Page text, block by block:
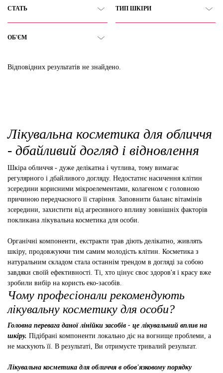
СТАТЬ ТИП ШКІРИ
ОБ'ЄМ
Відповідних результатів не знайдено.
Лікувальна косметика для обличчя
- дбайливий догляд і відновлення
Шкіра обличчя - дуже делікатна і чутлива, тому вимагає
регулярного і дбайливого догляду. Недостатнє насичення клітин
зсередини корисними мікроелементами, колагеном є головною
причиною передчасного її старіння. Заповнити баланс вітамінів
зсередини, захистити від агресивного впливу зовнішніх факторів
покликана лікувальна косметика для особи.
Органічні компоненти, екстракти трав діють делікатно, живлять
шкіру, продовжуючи тим самим молодість клітин. Косметика з
натуральним складом стала останнім трендом в догляді за собою
завдяки своїй ефективності. Ті, хто цінує своє здоров'я і красу вже
зробили вибір на користь еко-засобів.
Чому професіонали рекомендують
лікувальну косметику для особи?
Головна перевага даної лінійки засобів - це лікувальний вплив на
шкіру. Підібрані компоненти локально діє на вогнище проблеми, а
не маскують її. В результаті, Ви отримуєте тривалий результат.
Лікувальна косметика для обличчя в обов'язковому порядку